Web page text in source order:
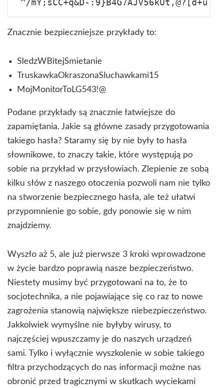
Znacznie bezpieczniejsze przykłady to:
SledzWBitejSmietanie
TruskawkaOkraszonaSluchawkami15
MojMonitorToLG543!@
Podane przykłady są znacznie łatwiejsze do
zapamiętania. Jakie są główne zasady przygotowania
takiego hasła? Staramy się by nie były to hasła
słownikowe, to znaczy takie, które występują po
sobie na przykład w przysłowiach. Zlepienie ze sobą
kilku słów z naszego otoczenia pozwoli nam nie tylko
na stworzenie bezpiecznego hasła, ale też ułatwi
przypomnienie go sobie, gdy ponowie się w nim
znajdziemy.
Wyszło aż 5, ale już pierwsze 3 kroki wprowadzone
w życie bardzo poprawią nasze bezpieczeństwo.
Niestety musimy być przygotowani na to, że to
socjotechnika, a nie pojawiające się co raz to nowe
zagrożenia stanowią największe niebezpieczeństwo.
Jakkolwiek wymyślne nie byłyby wirusy, to
najczęściej wpuszczamy je do naszych urządzeń
sami. Tylko i wyłącznie wyszkolenie w sobie takiego
filtra przychodzących do nas informacji możne nas
obronić przed tragicznymi w skutkach wyciekami